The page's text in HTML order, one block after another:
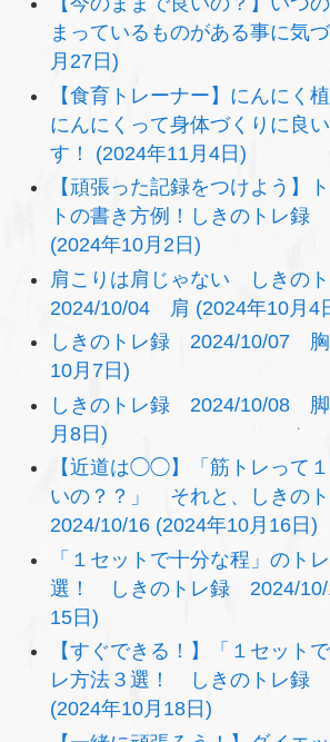
まっているものがある事に気
月27日)
【食育トレーナー】にんにく
にんにくって身体づくりに良
す！ (2024年11月4日)
【頑張った記録をつけよう】
トの書き方例！しきのトレ録
(2024年10月2日)
肩こりは肩じゃない しきの
2024/10/04 肩 (2024年10月4
しきのトレ録 2024/10/07
10月7日)
しきのトレ録 2024/10/08
月8日)
【近道は◯◯】「筋トレって
いの？？」 それと、しきの
2024/10/16 (2024年10月16日)
「１セットで十分な程」のト
選！ しきのトレ録 2024/10/
15日)
【すぐできる！】「１セット
レ方法３選！ しきのトレ録
(2024年10月18日)